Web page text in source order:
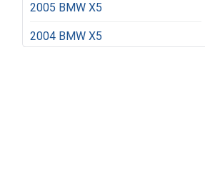
2005 BMW X5
2004 BMW X5